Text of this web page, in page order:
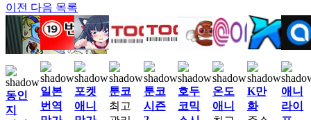
이전 다음 목록
동인
지
일본
번역
포켓
애니
툰코
최고
툰코
시즌
호두
코믹
온도
애니
K만
화
애니
라이